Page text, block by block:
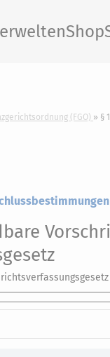
Shop
(FGO) §